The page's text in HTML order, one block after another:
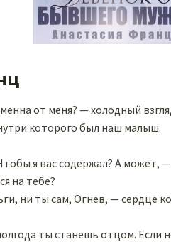
от меня? — холодный
которого был наш малыш.
я вас содержал? А может,
на тебе?
ни ты сам, Огнев, — сердце
ты станешь отцом. Если